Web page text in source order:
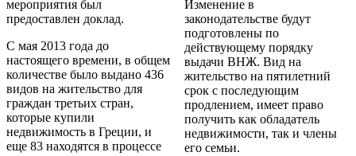
мероприятия был
предоставлен доклад.
С мая 2013 года до
настоящего времени, в общем
количестве было выдано 436
видов на жительство для
граждан третьих стран,
которые купили
недвижимость в Греции, и
еще 83 находятся в процессе
Изменение в
законодательстве будут
подготовлены по
действующему порядку
выдачи ВНЖ. Вид на
жительство на пятилетний
срок с последующим
продлением, имеет право
получить как обладатель
недвижимости, так и члены
его семьи.